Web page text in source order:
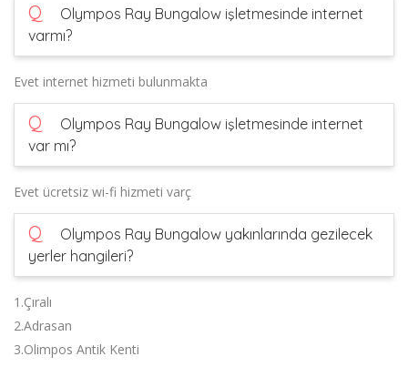
Q
Olympos Ray Bungalow işletmesinde internet
varmı?
Evet internet hizmeti bulunmakta
Q
Olympos Ray Bungalow işletmesinde internet
var mı?
Evet ücretsiz wi-fi hizmeti varç
Q
Olympos Ray Bungalow yakınlarında gezilecek
yerler hangileri?
1.Çıralı
2.Adrasan
3.Olimpos Antik Kenti